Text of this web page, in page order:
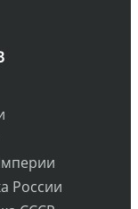
России